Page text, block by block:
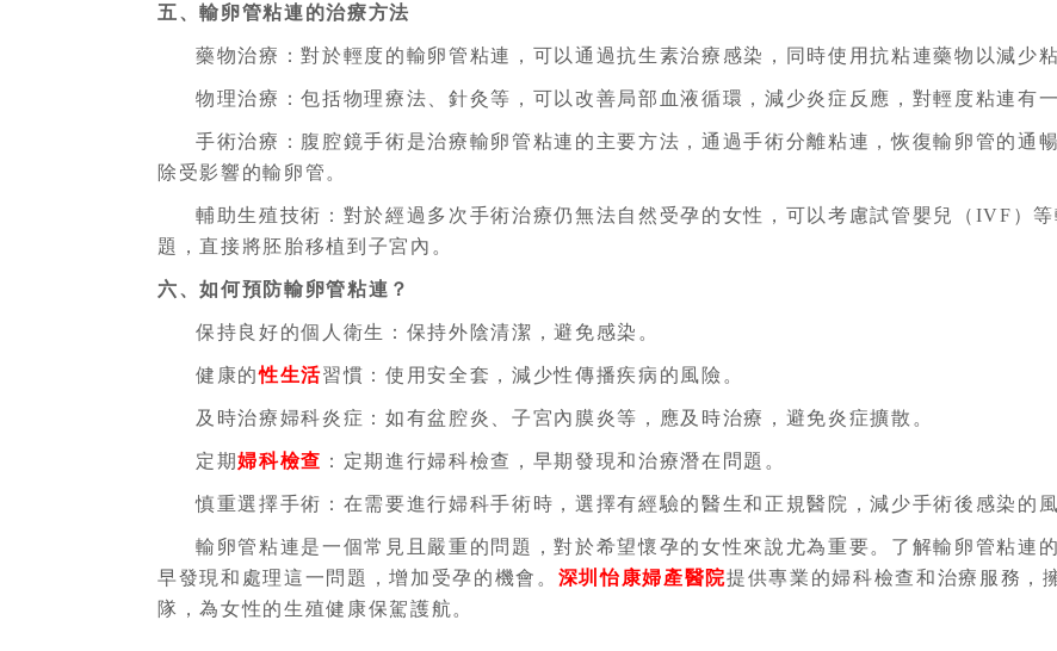
五、輸卵管粘連的治療方法
藥物治療：對於輕度的輸卵管粘連，可以通過抗生素治療感染，同時使用抗粘連藥物以減少粘
物理治療：包括物理療法、針灸等，可以改善局部血液循環，減少炎症反應，對輕度粘連有一
手術治療：腹腔鏡手術是治療輸卵管粘連的主要方法，通過手術分離粘連，恢復輸卵管的通
除受影響的輸卵管。
輔助生殖技術：對於經過多次手術治療仍無法自然受孕的女性，可以考慮試管嬰兒（IVF）
題，直接將胚胎移植到子宮內。
六、如何預防輸卵管粘連？
保持良好的個人衛生：保持外陰清潔，避免感染。
健康的性生活習慣：使用安全套，減少性傳播疾病的風險。
及時治療婦科炎症：如有盆腔炎、子宮內膜炎等，應及時治療，避免炎症擴散。
定期婦科檢查 ：定期進行婦科檢查，早期發現和治療潛在問題。
慎重選擇手術：在需要進行婦科手術時，選擇有經驗的醫生和正規醫院，減少手術後感染的風
輸卵管粘連是一個常見且嚴重的問題，對於希望懷孕的女性來說尤為重要。了解輸卵管粘連
早發現和處理這一問題，增加受孕的機會。 深圳怡康婦產醫院提供專業的婦科檢查和治療服務，
隊，為女性的生殖健康保駕護航。